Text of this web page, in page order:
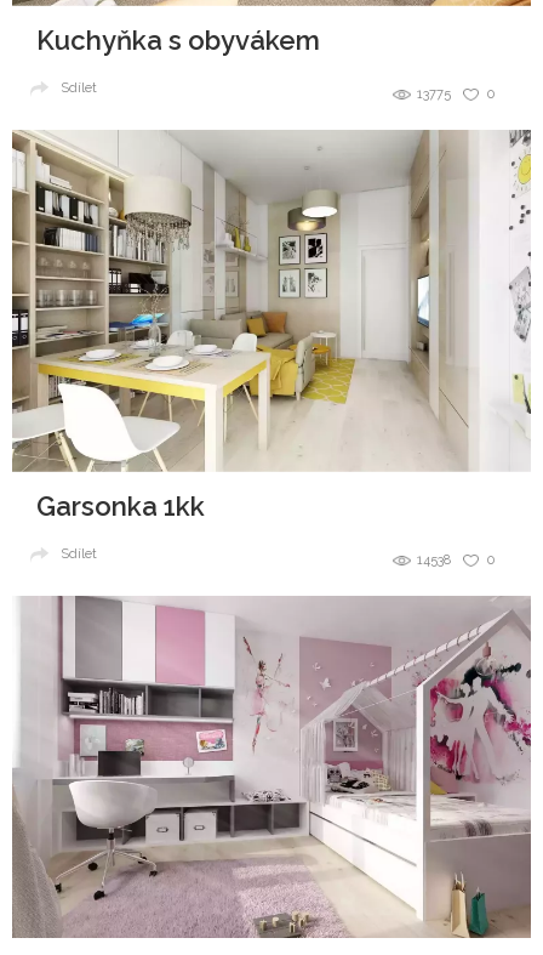
Kuchyňka s obyvákem
0
13775
Sdílet
Garsonka 1kk
0
14538
Sdílet